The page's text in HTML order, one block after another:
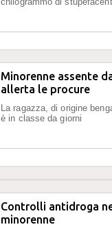
Minorenne assente
allerta le procure
La ragazza, di origine
è in classe da giorni
Controlli antidroga
minorenne